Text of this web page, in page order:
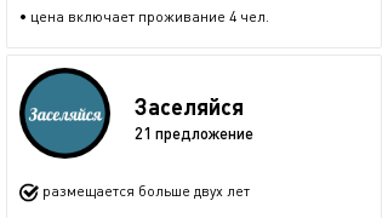
• цена включает проживание 4 чел.
Заселяйся
21 предложение
размещается больше двух лет